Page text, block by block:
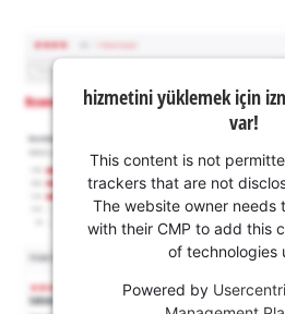
hizmetini yüklemek için
var!
This content is not
trackers that are not
The website owner needs
with their CMP to add this
of technologies
Powered by